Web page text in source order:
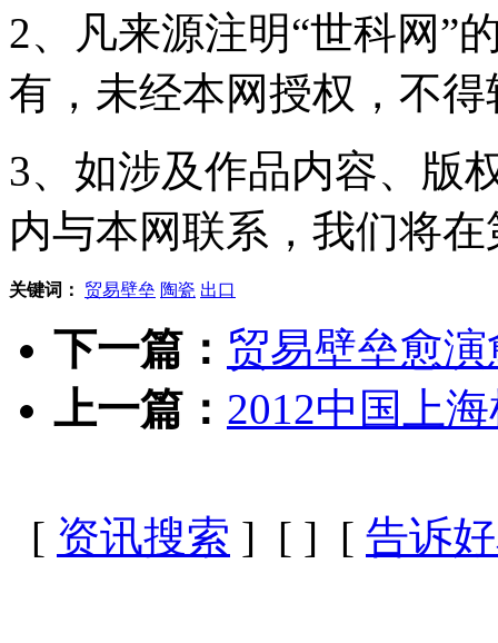
2、凡来源注明“世科网”
有，未经本网授权，不
3、如涉及作品内容、版
内与本网联系，我们将
关键词： 贸易壁垒 陶瓷 出口
下一篇： 贸易壁垒愈
上一篇： 2012中国上
[ 资讯搜索 ] [ ] [ 告诉